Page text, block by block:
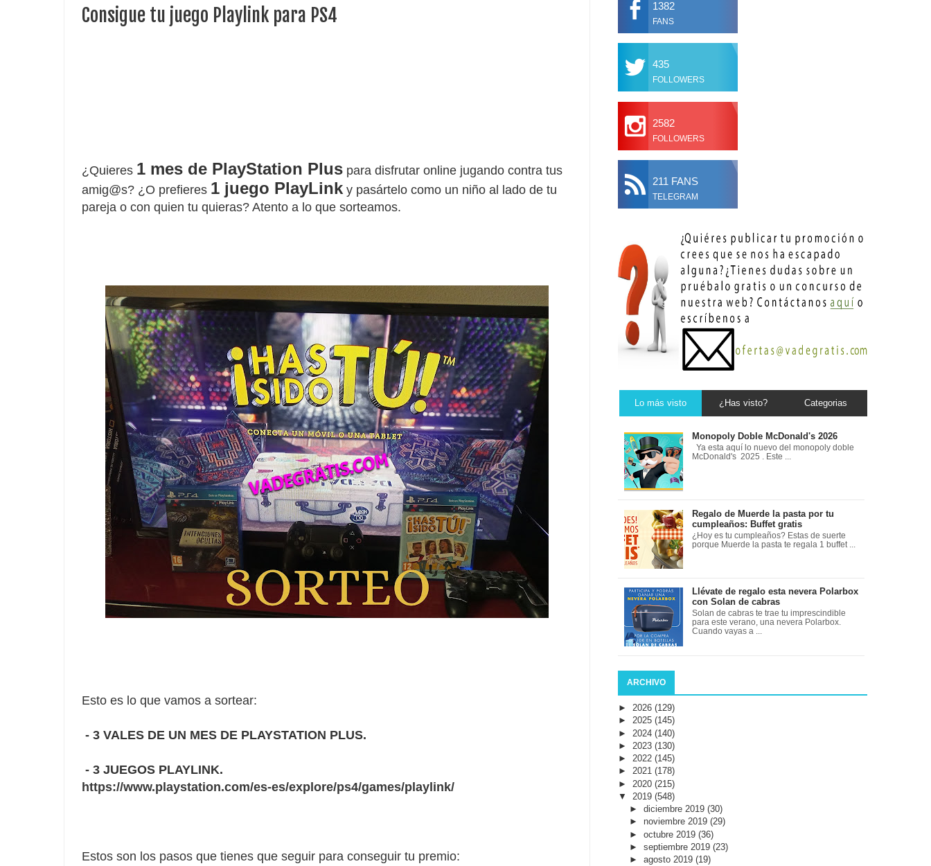
Consigue tu juego Playlink para PS4
¿Quieres 1 mes de PlayStation Plus para disfrutar online jugando contra tus
amig@s? ¿O prefieres 1 juego PlayLink y pasártelo como un niño al lado de tu
pareja o con quien tu quieras? Atento a lo que sorteamos.
Esto es lo que vamos a sortear:
- 3 VALES DE UN MES DE PLAYSTATION PLUS.
- 3 JUEGOS PLAYLINK.
https://www.playstation.com/es-es/explore/ps4/games/playlink/
Estos son los pasos que tienes que seguir para conseguir tu premio:
1382
FANS
435
FOLLOWERS
2582
FOLLOWERS
211 FANS
TELEGRAM
Lo más visto ¿Has visto? Categorias
Monopoly Doble McDonald's 2026
Ya esta aquí lo nuevo del monopoly doble
McDonald's 2025 . Este ...
Regalo de Muerde la pasta por tu
cumpleaños: Buffet gratis
¿Hoy es tu cumpleaños? Estas de suerte
porque Muerde la pasta te regala 1 buffet ...
Llévate de regalo esta nevera Polarbox
con Solan de cabras
Solan de cabras te trae tu imprescindible
para este verano, una nevera Polarbox.
Cuando vayas a ...
ARCHIVO
► 2026 (129)
► 2025 (145)
► 2024 (140)
► 2023 (130)
► 2022 (145)
► 2021 (178)
► 2020 (215)
▼ 2019 (548)
► diciembre 2019 (30)
► noviembre 2019 (29)
► octubre 2019 (36)
► septiembre 2019 (23)
► agosto 2019 (19)